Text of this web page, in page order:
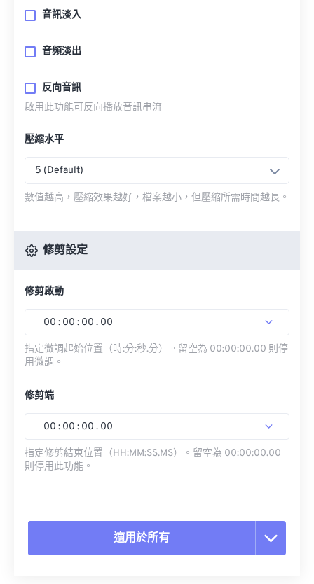
音訊淡入
音頻淡出
反向音訊
啟用此功能可反向播放音訊串流
壓縮水平
5 (Default)
數值越高，壓縮效果越好，檔案越小，但壓縮所需時間越長。
修剪設定
修剪啟動
00 : 00 : 00 . 00
指定微調起始位置（時:分:秒.分）。留空為 00:00:00.00 則停
用微調。
修剪端
00 : 00 : 00 . 00
指定修剪結束位置（HH:MM:SS.MS）。留空為 00:00:00.00
則停用此功能。
適用於所有